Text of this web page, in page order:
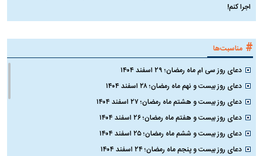
اجرا کنم!
# مناسبت‌ها
دعای روز سی ام ماه رمضان؛ ۲۹ اسفند ۱۴۰۴
دعای روز بیست و نهم ماه رمضان؛ ۲۸ اسفند ۱۴۰۴
دعای روز بیست و هشتم ماه رمضان؛ ۲۷ اسفند ۱۴۰۴
دعای روز بیست و هفتم ماه رمضان؛ ۲۶ اسفند ۱۴۰۴
دعای روز بیست و ششم ماه رمضان؛ ۲۵ اسفند ۱۴۰۴
دعای روز بیست و پنجم ماه رمضان؛ ۲۴ اسفند ۱۴۰۴